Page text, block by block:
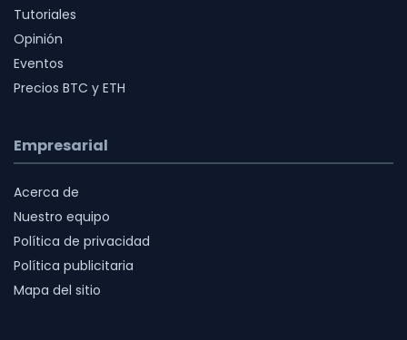
Tutoriales
Opinión
Eventos
Precios BTC y ETH
Empresarial
Acerca de
Nuestro equipo
Política de privacidad
Política publicitaria
Mapa del sitio